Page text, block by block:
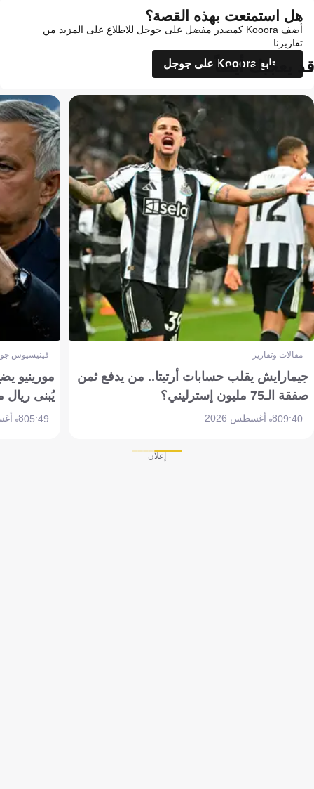
هل استمتعت بهذه القصة؟
أضف Kooora كمصدر مفضل على جوجل للاطلاع على المزيد من
تقاريرنا
تابع Kooora على جوجل
قد يعجبك أيضاً
مقالات وتقارير
جيمارايش يقلب حسابات أرتيتا.. من يدفع ثمن
صفقة الـ75 مليون إسترليني؟
09:408 أغسطس 2026
فينيسيوس
مورينيو
يُبنى ريال
05:498 أغسطس 2026
إعلان